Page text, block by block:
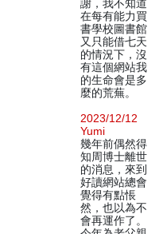
謝，我不知道
在每有能力買
書學校圖書館
又只能借七天
的情況下，沒
有這個網站我
的生命會是多
麼的荒蕪。
2023/12/12
Yumi
幾年前偶然得
知周博士離世
的消息，來到
好讀網站總會
覺得有點悵
然，也以為不
會再運作了。